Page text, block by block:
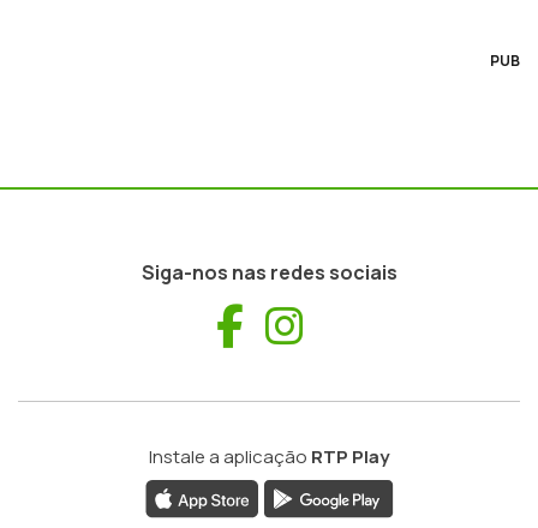
PUB
Siga-nos nas redes sociais
Facebook
Instale a aplicação RTP Play